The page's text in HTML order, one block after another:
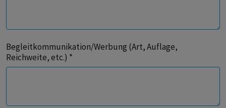
Begleitkommunikation/Werbung (Art, Auflage,
Reichweite, etc.) *